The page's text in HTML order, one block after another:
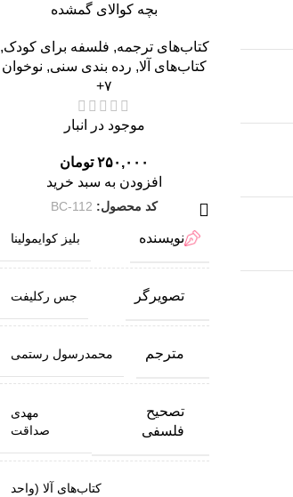
بچه کوالای گمشده
کتاب‌های ترجمه, فلسفه برای کودک,
کتاب‌های آلا, رده بندی سنی, نوخوان
۷+
موجود در انبار
۲۵۰,۰۰۰ تومان
افزودن به سبد خرید
کد محصول: BC-112
نویسنده بلیز کوایمولینا
تصویرگر جس رکلیفت
مترجم محمدرسول رستمی
تصحیح
فلسفی
مهدی
صداقت
کتاب‌های آلا (واحد